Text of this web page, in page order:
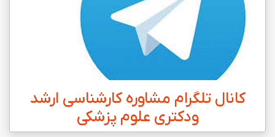
کانال تلگرام مشاوره کارشناسی ارشد
ودکتری علوم پزشکی